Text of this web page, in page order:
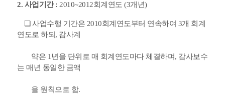
2. 사업기간 : 2010~2012회계연도 (3개년)
❏ 사업수행 기간은 2010회계연도부터 연속하여 3개 회계
연도로 하되, 감사계
약은 1년을 단위로 매 회계연도마다 체결하며, 감사보수
는 매년 동일한 금액
을 원칙으로 함.